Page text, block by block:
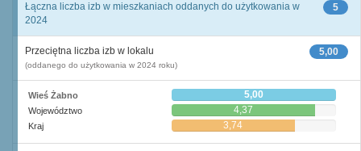
5
Łączna liczba izb w mieszkaniach oddanych do użytkowania w
2024
5,00
Przeciętna liczba izb w lokalu
(oddanego do użytkowania w 2024 roku)
Wieś Żabno 5,00
Województwo 4,37
Kraj 3,74